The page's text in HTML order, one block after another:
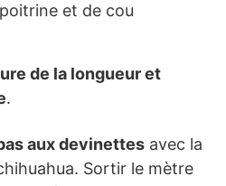
et de cou
de la longueur et
.
aux devinettes avec la
Sortir le mètre